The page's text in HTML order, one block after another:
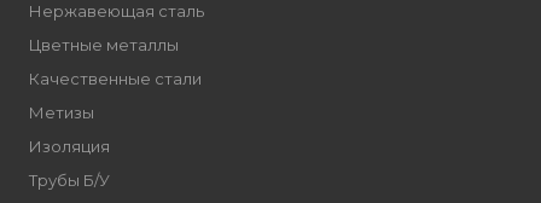
Нержавеющая сталь
Цветные металлы
Качественные стали
Метизы
Изоляция
Трубы Б/У